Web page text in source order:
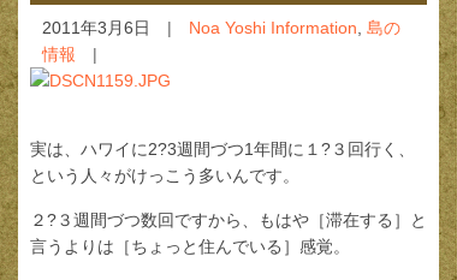
2011年3月6日 Noa Yoshi Information 島の
情報
実は、ハワイに2?3週間づつ1年間に１?３回行く、
という人々がけっこう多いんです。
２?３週間づつ数回ですから、もはや［滞在する］と
言うよりは［ちょっと住んでいる］感覚。